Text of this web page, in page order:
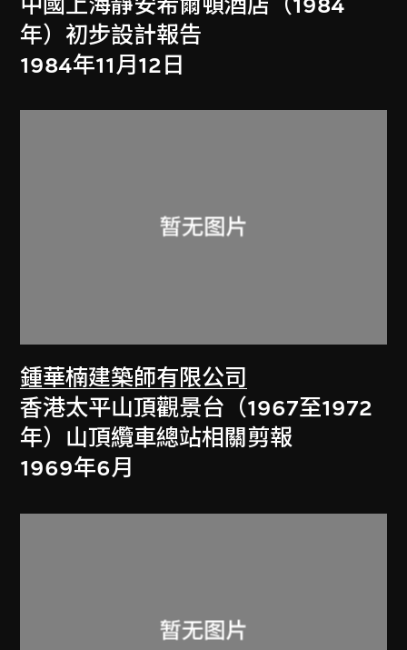
中國上海靜安希爾頓酒店（1984
年）初步設計報告
1984年11月12日
鍾華楠建築師有限公司
香港太平山頂觀景台（1967至1972
年）山頂纜車總站相關剪報
1969年6月